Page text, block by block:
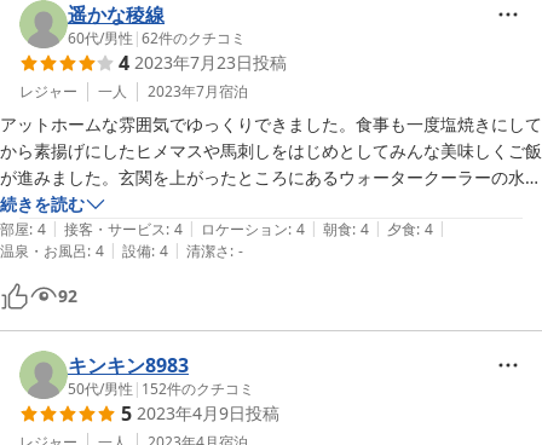
遥かな稜線
60代/男性 |62件のクチコミ
4 2023年7月23日投稿
レジャー 一人 2023年7月宿泊
アットホームな雰囲気でゆっくりできました。食事も一度塩焼きにして
から素揚げにしたヒメマスや馬刺しをはじめとしてみんな美味しくご飯
が進みました。玄関を上がったところにあるウォータークーラーの水が
美味しくてガブガブ飲んでました。駅からちょっと距離はありますが、
只見方面に行けばまた泊りたいと思います。
続きを読む
部屋: 4 | 接客・サービス: 4 | ロケーション: 4 | 朝食: 4 | 夕食: 4 |
温泉・お風呂: 4 | 設備: 4 | 清潔さ: -
92
キンキン8983
50代/男性 | 152件のクチコミ
5 2023年4月9日投稿